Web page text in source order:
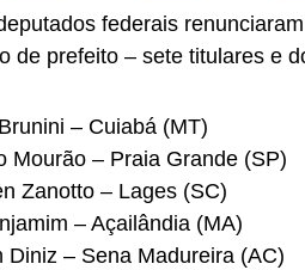
federais
de prefeito – sete titulares e
– Cuiabá (MT)
Mourão – Praia Grande (SP)
Zanotto – Lages (SC)
– Açailândia (MA)
Diniz – Sena Madureira (AC)